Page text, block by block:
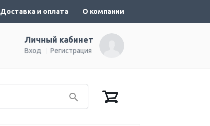
Доставка и оплата О компании
Личный кабинет
Вход Регистрация